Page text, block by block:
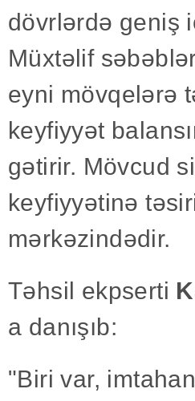
dövrlərdə geniş
Müxtəlif
eyni mövqelərə
keyfiyyət
gətirir. Mövcud
keyfiyyətinə
mərkəzindədir.
Təhsil ekpserti
a danışıb:
"Biri var,